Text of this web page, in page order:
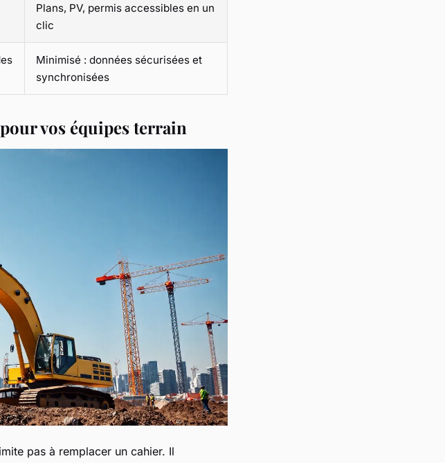
Plans, PV, permis accessibles en un
clic
Minimisé : données sécurisées et
synchronisées
vos équipes terrain
pas à remplacer un cahier. Il